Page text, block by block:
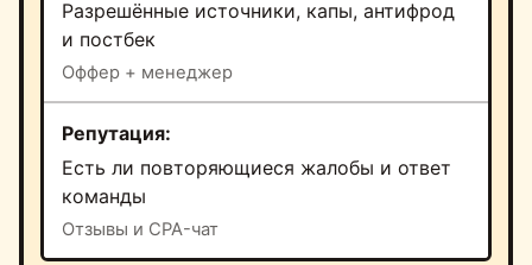
Разрешённые источники, капы, антифрод
и постбек
Оффер + менеджер
Репутация
Есть ли повторяющиеся жалобы и ответ
команды
Отзывы и CPA-чат